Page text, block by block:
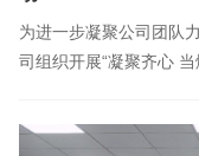
为进一步凝聚公司团队
司组织开展“凝聚齐心